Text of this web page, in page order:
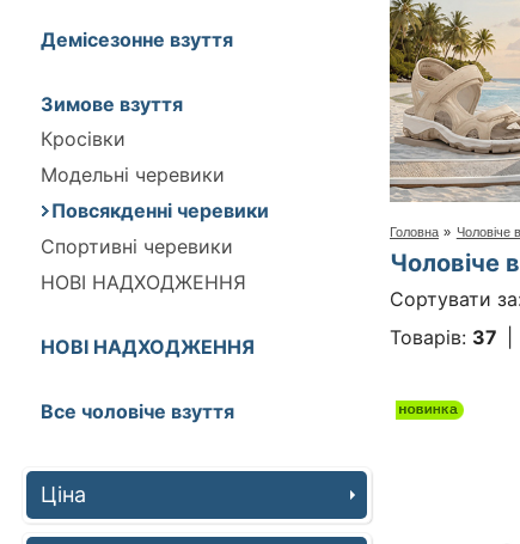
Демісезонне взуття
Зимове взуття
Кросівки
Модельні черевики
Повсякденні черевики
Спортивні черевики
НОВІ НАДХОДЖЕННЯ
НОВІ НАДХОДЖЕННЯ
Все чоловіче взуття
Ціна
Головна » Чоловіче
Чоловіче
Сортувати
Товарів: 37